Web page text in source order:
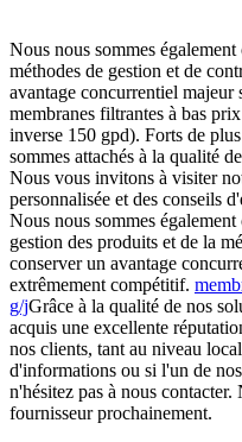
Nous nous sommes
méthodes de gestion et de
avantage concurrentiel majeur
membranes filtrantes à bas
inverse 150 gpd). Forts de
sommes attachés à la qualité
Nous vous invitons à visiter
personnalisée et des conseils
Nous nous sommes
gestion des produits et de la
conserver un avantage
extrêmement compétitif.
g/jGrâce à la qualité de nos
acquis une excellente
nos clients, tant au niveau
d'informations ou si l'un de
n'hésitez pas à nous
fournisseur prochainement.